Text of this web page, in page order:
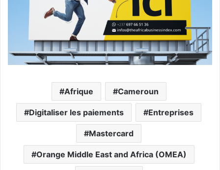
Afrique Cameroun
Digitaliser les paiements Entreprises
Mastercard
Orange Middle East and Africa (OMEA)